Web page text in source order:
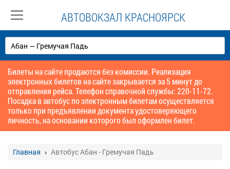
АВТОВОКЗАЛ КРАСНОЯРСК
Билеты на сайте продаются без комиссии. Реализация
электронных билетов на сайте закрывается за 5 минут до
отправления рейса. Телефон справочной службы: 220-11-72.
Посадка в автобус по электронным билетам осуществляется
только при предъявлении документа удостоверяющего
личность, на основании которого был оформлен билет.
Главная Автобус Абан - Гремучая Падь